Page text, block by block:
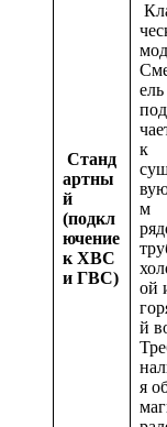
Станд
артны
й
(подкл
ючение
к ХВС
и ГВС)
ель
к
м
ой
й
я